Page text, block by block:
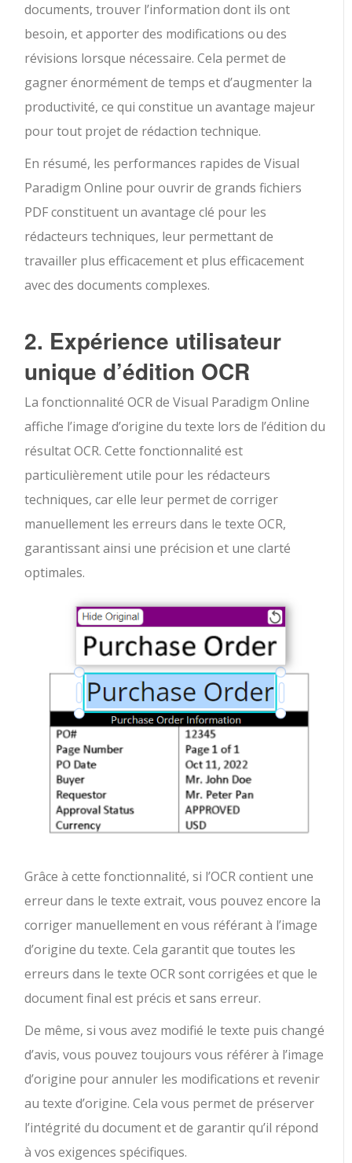
documents, trouver l’information dont ils ont
besoin, et apporter des modifications ou des
révisions lorsque nécessaire. Cela permet de
gagner énormément de temps et d’augmenter la
productivité, ce qui constitue un avantage majeur
pour tout projet de rédaction technique.
En résumé, les performances rapides de Visual
Paradigm Online pour ouvrir de grands fichiers
PDF constituent un avantage clé pour les
rédacteurs techniques, leur permettant de
travailler plus efficacement et plus efficacement
avec des documents complexes.
2. Expérience utilisateur
unique d’édition OCR
La fonctionnalité OCR de Visual Paradigm Online
affiche l’image d’origine du texte lors de l’édition du
résultat OCR. Cette fonctionnalité est
particulièrement utile pour les rédacteurs
techniques, car elle leur permet de corriger
manuellement les erreurs dans le texte OCR,
garantissant ainsi une précision et une clarté
optimales.
Grâce à cette fonctionnalité, si l’OCR contient une
erreur dans le texte extrait, vous pouvez encore la
corriger manuellement en vous référant à l’image
d’origine du texte. Cela garantit que toutes les
erreurs dans le texte OCR sont corrigées et que le
document final est précis et sans erreur.
De même, si vous avez modifié le texte puis changé
d’avis, vous pouvez toujours vous référer à l’image
d’origine pour annuler les modifications et revenir
au texte d’origine. Cela vous permet de préserver
l’intégrité du document et de garantir qu’il répond
à vos exigences spécifiques.